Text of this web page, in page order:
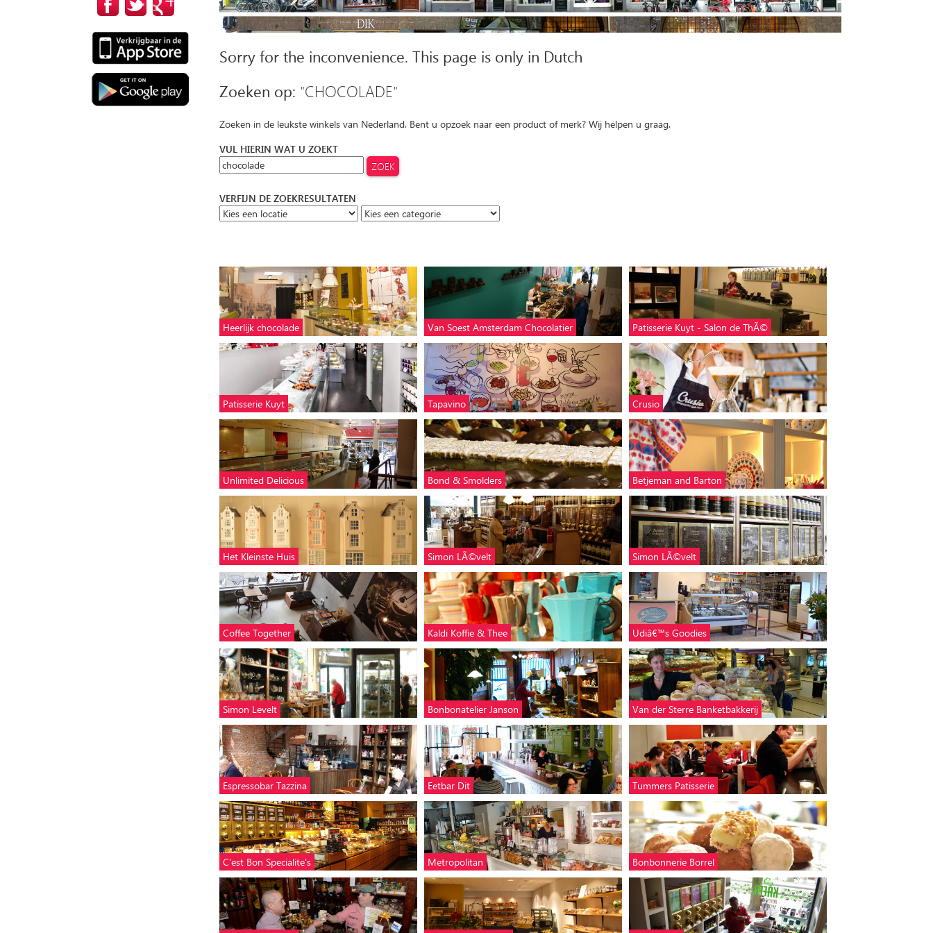
Sorry for the inconvenience. This page is only in Dutch
Zoeken op: "CHOCOLADE"
Zoeken in de leukste winkels van Nederland. Bent u opzoek naar een product of merk? Wij helpen u graag.
VUL HIERIN WAT U ZOEKT
VERFIJN DE ZOEKRESULTATEN
Heerlijk chocolade Van Soest Amsterdam Chocolatier Patisserie Kuyt - Salon de ThÃ©
Patisserie Kuyt Tapavino Crusio
Unlimited Delicious Bond & Smolders Betjeman and Barton
Het Kleinste Huis Simon LÃ©velt Simon LÃ©velt
Coffee Together Kaldi Koffie & Thee Udiâ€™s Goodies
Simon Levelt Bonbonatelier Janson Van der Sterre Banketbakkerij
Espressobar Tazzina Eetbar Dit Tummers Patisserie
C'est Bon Specialite's Metropolitan Bonbonnerie Borrel